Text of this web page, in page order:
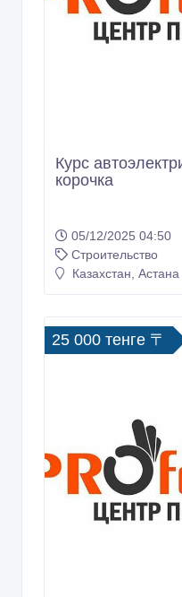
Курс
корочка
05/12/2025 04:50
Строительство
Казахстан, Астана
25 000 тенге 〒